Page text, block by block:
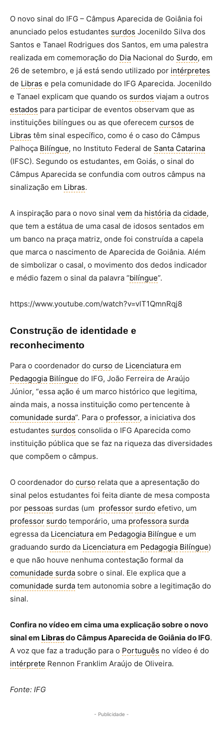
O novo sinal do IFG – Câmpus Aparecida de Goiânia foi
anunciado pelos estudantes surdos Jocenildo Silva dos
Santos e Tanael Rodrigues dos Santos, em uma palestra
realizada em comemoração do Dia Nacional do Surdo, em
26 de setembro, e já está sendo utilizado por intérpretes
de Libras e pela comunidade do IFG Aparecida. Jocenildo
e Tanael explicam que quando os surdos viajam a outros
estados para participar de eventos observam que as
instituições bilíngues ou as que oferecem cursos de
Libras têm sinal específico, como é o caso do Câmpus
Palhoça Bilíngue, no Instituto Federal de Santa Catarina
(IFSC). Segundo os estudantes, em Goiás, o sinal do
Câmpus Aparecida se confundia com outros câmpus na
sinalização em Libras.
A inspiração para o novo sinal vem da história da cidade,
que tem a estátua de uma casal de idosos sentados em
um banco na praça matriz, onde foi construída a capela
que marca o nascimento de Aparecida de Goiânia. Além
de simbolizar o casal, o movimento dos dedos indicador
e médio fazem o sinal da palavra “bilíngue”.
https://www.youtube.com/watch?v=vlT1QmnRqj8
Construção de identidade e
reconhecimento
Para o coordenador do curso de Licenciatura em
Pedagogia Bilíngue do IFG, João Ferreira de Araújo
Júnior, “essa ação é um marco histórico que legitima,
ainda mais, a nossa instituição como pertencente à
comunidade surda”. Para o professor, a iniciativa dos
estudantes surdos consolida o IFG Aparecida como
instituição pública que se faz na riqueza das diversidades
que compõem o câmpus.
O coordenador do curso relata que a apresentação do
sinal pelos estudantes foi feita diante de mesa composta
por pessoas surdas (um professor surdo efetivo, um
professor surdo temporário, uma professora surda
egressa da Licenciatura em Pedagogia Bilíngue e um
graduando surdo da Licenciatura em Pedagogia Bilíngue)
e que não houve nenhuma contestação formal da
comunidade surda sobre o sinal. Ele explica que a
comunidade surda tem autonomia sobre a legitimação do
sinal.
Confira no vídeo em cima uma explicação sobre o novo
sinal em Librasdo Câmpus Aparecida de Goiânia do IFG.
A voz que faz a tradução para o Português no vídeo é do
intérprete Rennon Franklim Araújo de Oliveira.
Fonte: IFG
- Publicidade -